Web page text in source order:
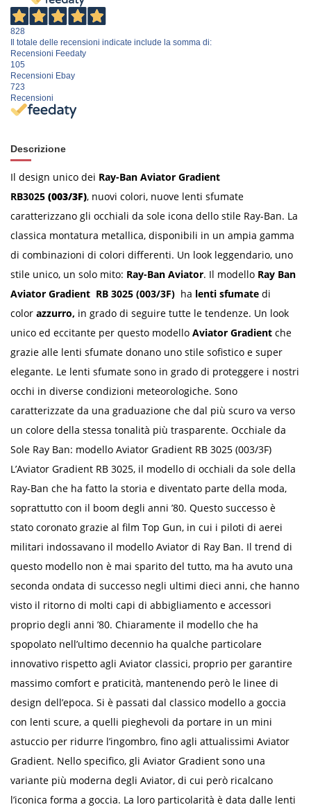
828
Il totale delle recensioni indicate include la somma di:
Recensioni Feedaty
105
Recensioni Ebay
723
Recensioni
Descrizione
Il design unico dei Ray-Ban Aviator Gradient
RB3025 (003/3F), nuovi colori, nuove lenti sfumate
caratterizzano gli occhiali da sole icona dello stile Ray-Ban. La
classica montatura metallica, disponibili in un ampia gamma
di combinazioni di colori differenti. Un look leggendario, uno
stile unico, un solo mito: Ray-Ban Aviator. Il modello Ray Ban
Aviator Gradient RB 3025 (003/3F) ha lenti sfumate di
color azzurro, in grado di seguire tutte le tendenze. Un look
unico ed eccitante per questo modello Aviator Gradient che
grazie alle lenti sfumate donano uno stile sofistico e super
elegante. Le lenti sfumate sono in grado di proteggere i nostri
occhi in diverse condizioni meteorologiche. Sono
caratterizzate da una graduazione che dal più scuro va verso
un colore della stessa tonalità più trasparente. Occhiale da
Sole Ray Ban: modello Aviator Gradient RB 3025 (003/3F)
L’Aviator Gradient RB 3025, il modello di occhiali da sole della
Ray-Ban che ha fatto la storia e diventato parte della moda,
soprattutto con il boom degli anni ’80. Questo successo è
stato coronato grazie al film Top Gun, in cui i piloti di aerei
militari indossavano il modello Aviator di Ray Ban. Il trend di
questo modello non è mai sparito del tutto, ma ha avuto una
seconda ondata di successo negli ultimi dieci anni, che hanno
visto il ritorno di molti capi di abbigliamento e accessori
proprio degli anni ’80. Chiaramente il modello che ha
spopolato nell’ultimo decennio ha qualche particolare
innovativo rispetto agli Aviator classici, proprio per garantire
massimo comfort e praticità, mantenendo però le linee di
design dell’epoca. Si è passati dal classico modello a goccia
con lenti scure, a quelli pieghevoli da portare in un mini
astuccio per ridurre l’ingombro, fino agli attualissimi Aviator
Gradient. Nello specifico, gli Aviator Gradient sono una
variante più moderna degli Aviator, di cui però ricalcano
l’iconica forma a goccia. La loro particolarità è data dalle lenti